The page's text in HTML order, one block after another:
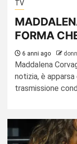
TV
FORMA
6 anni ago
Maddalena
notizia, è
trasmissione